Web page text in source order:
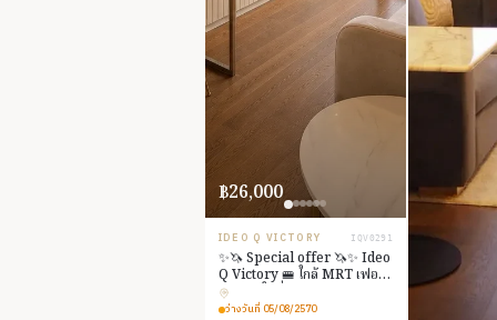
฿26,000
IDEO Q VICTORY IQV0291
✨🦄 Special offer 🦄✨ Ideo
Q Victory 🚝 ใกล้ MRT เฟอร์
ครบ จบในที่เดียว
ว่างวันที่ 05/08/2570